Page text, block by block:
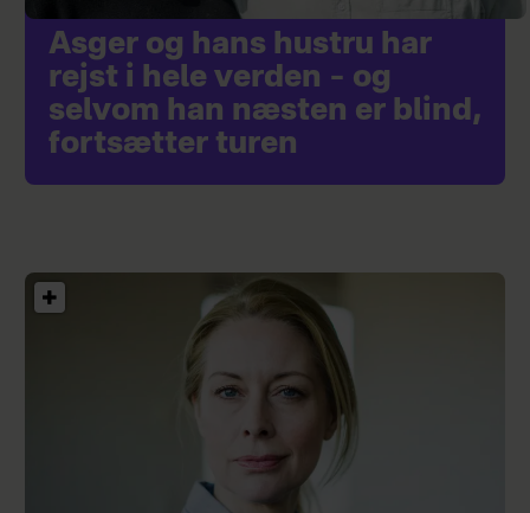
Asger og hans hustru har
rejst i hele verden – og
selvom han næsten er blind,
fortsætter turen